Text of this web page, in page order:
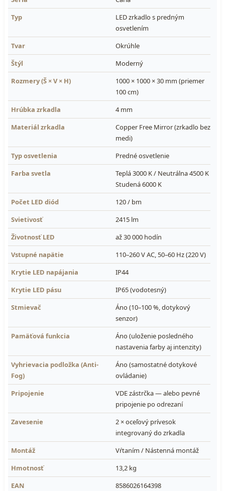
Typ
LED zrkadlo s predným
osvetlením
Tvar
Okrúhle
Štýl
Moderný
Rozmery (Š × V × H)
1000 × 1000 × 30 mm (priemer
100 cm)
Hrúbka zrkadla
4 mm
Materiál zrkadla
Copper Free Mirror (zrkadlo bez
medi)
Typ osvetlenia
Predné osvetlenie
Farba svetla
Teplá 3000 K / Neutrálna 4500 K /
Studená 6000 K
Počet LED diód
120 / bm
Svietivosť
2415 lm
Životnosť LED
až 30 000 hodín
Vstupné napätie
110–260 V AC, 50–60 Hz (220 V)
Krytie LED napájania
IP44
Krytie LED pásu
IP65 (vodotesný)
Stmievač
Áno (10–100 %, dotykový
senzor)
Pamäťová funkcia
Áno (uloženie posledného
nastavenia farby aj intenzity)
Vyhrievacia podložka (Anti-
Fog)
Áno (samostatné dotykové
ovládanie)
Pripojenie
VDE zástrčka — alebo pevné
pripojenie po odrezaní
Zavesenie
2 × oceľový prívesok
integrovaný do zrkadla
Montáž
Vŕtaním / Nástenná montáž
Hmotnosť
13,2 kg
EAN
8586026164398